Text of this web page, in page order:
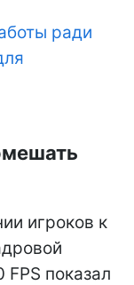
ради
игроков к
FPS показал